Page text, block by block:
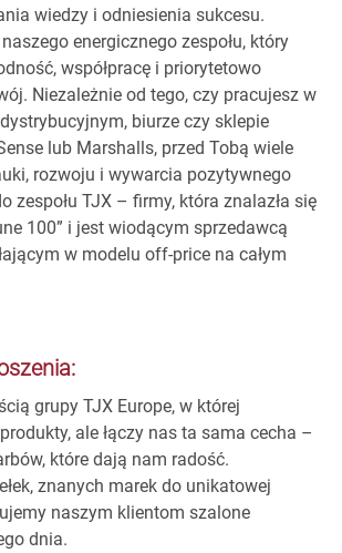
wiedzy i odniesienia sukcesu.
energicznego zespołu, który
współpracę i priorytetowo
Niezależnie od tego, czy pracujesz w
biurze czy sklepie
lub Marshalls, przed Tobą wiele
rozwoju i wywarcia pozytywnego
zespołu TJX – firmy, która znalazła się
100” i jest wiodącym sprzedawcą
w modelu off-price na całym
grupy TJX Europe, w której
ale łączy nas ta sama cecha –
które dają nam radość.
znanych marek do unikatowej
naszym klientom szalone
dnia.